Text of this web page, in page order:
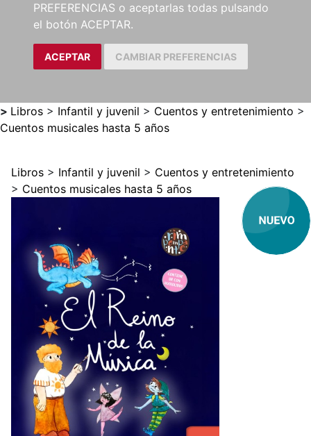
PREFERENCIAS o aceptarlas todas pulsando
el botón ACEPTAR.
ACEPTAR CAMBIAR PREFERENCIAS
> Libros > Infantil y juvenil > Cuentos y entretenimiento >
Cuentos musicales hasta 5 años
Libros > Infantil y juvenil > Cuentos y entretenimiento
> Cuentos musicales hasta 5 años